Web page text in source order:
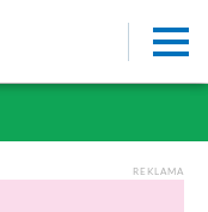
REKLAMA